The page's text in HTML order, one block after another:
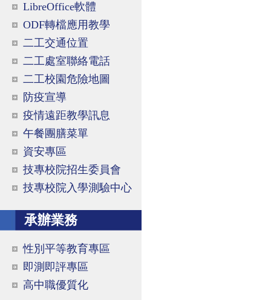
LibreOffice軟體
ODF轉檔應用教學
二工交通位置
二工處室聯絡電話
二工校園危險地圖
防疫宣導
疫情遠距教學訊息
午餐團膳菜單
資安專區
技專校院招生委員會
技專校院入學測驗中心
承辦業務
性別平等教育專區
即測即評專區
高中職優質化